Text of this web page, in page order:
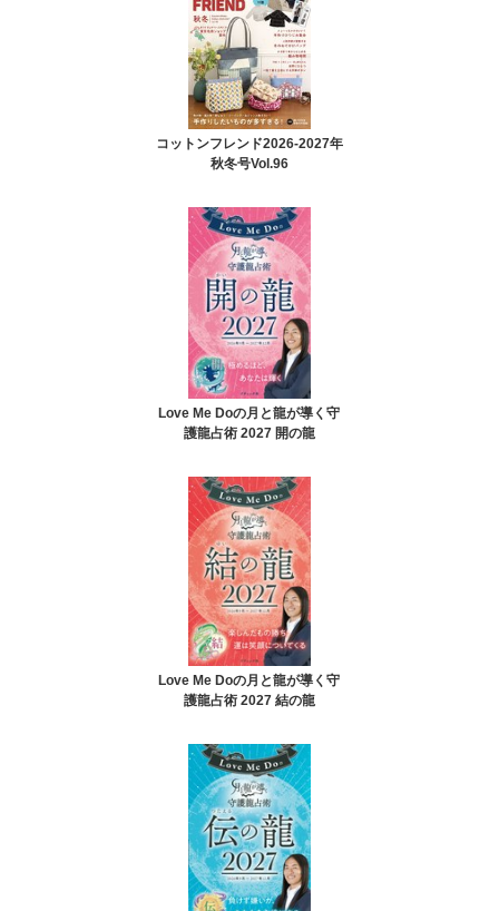
コットンフレンド2026-2027年
秋冬号Vol.96
Love Me Doの月と龍が導く守
護龍占術 2027 開の龍
Love Me Doの月と龍が導く守
護龍占術 2027 結の龍